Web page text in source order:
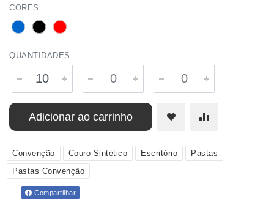
CORES
QUANTIDADES
Adicionar ao carrinho
Convenção Couro Sintético Escritório
Pastas
Pastas Convenção
Compartilhar